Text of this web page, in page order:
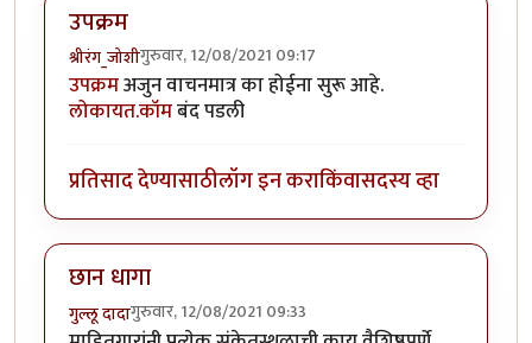
उपक्रम
श्रीरंग_जोशीगुरुवार, 12/08/2021 09:17
उपक्रमअजुन वाचनमात्र का होईना सुरू आहे.
लोकायत.कॉमबंद पडली
प्रतिसाद देण्यासाठीलॉग इन कराकिंवासदस्य व्हा
छान धागा
गुल्लू दादागुरुवार, 12/08/2021 09:33